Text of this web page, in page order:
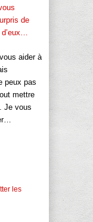
de
d’eux…
aider à
peux pas
mettre
Je vous
les